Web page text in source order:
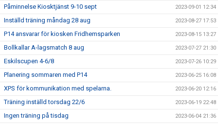
Påminnelse Kiosktjänst 9-10 sept 2023-09-01 12:34
Inställd träning måndag 28 aug 2023-08-27 17:53
P14 ansvarar för kiosken Fridhemsparken 2023-08-15 13:27
Bollkallar A-lagsmatch 8 aug 2023-07-27 21:30
Eskilscupen 4-6/8 2023-07-26 10:29
Planering sommaren med P14 2023-06-25 16:08
XPS för kommunikation med spelarna. 2023-06-20 12:16
Träning inställd torsdag 22/6 2023-06-19 22:48
Ingen träning på tisdag 2023-06-04 21:36